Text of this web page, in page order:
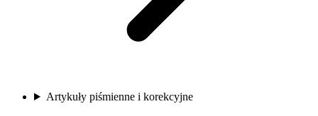
Artykuły piśmienne i korekcyjne